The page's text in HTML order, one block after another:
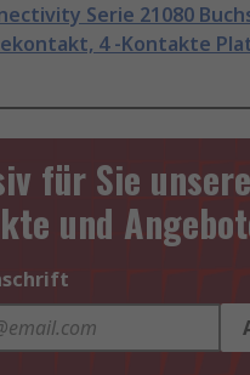
Serie 21080
4 -Kontakte
für Sie
und